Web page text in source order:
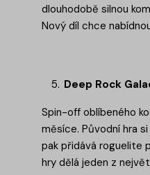
dlouhodobě silnou
Nový díl chce
Deep Rock
Spin-off oblíbeného
měsíce. Původní hra
pak přidává roguelite
hry dělá jeden z